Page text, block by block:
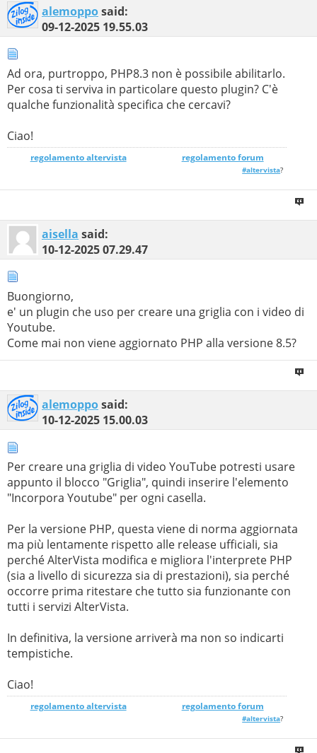
alemopposaid:
09-12-2025 19.55.03
Ad ora, purtroppo, PHP8.3 non è possibile abilitarlo.
Per cosa ti serviva in particolare questo plugin? C'è
qualche funzionalità specifica che cercavi?
Ciao!
regolamento altervista_______________ regolamento forum
#altervista?
aisella said:
10-12-202507.29.47
Buongiorno,
e' un plugin che uso per creare una griglia con i video di
Youtube.
Come mai non viene aggiornato PHP alla versione 8.5?
alemopposaid:
10-12-2025 15.00.03
Per creare una griglia di video YouTube potresti usare
appunto il blocco "Griglia", quindi inserire l'elemento
"Incorpora Youtube" per ogni casella.
Per la versione PHP, questa viene di norma aggiornata
ma più lentamente rispetto alle release ufficiali, sia
perché AlterVista modifica e migliora l'interprete PHP
(sia a livello di sicurezza sia di prestazioni), sia perché
occorre prima ritestare che tutto sia funzionante con
tutti i servizi AlterVista.
In definitiva, la versione arriverà ma non so indicarti
tempistiche.
Ciao!
regolamento altervista_______________ regolamento forum
#altervista?